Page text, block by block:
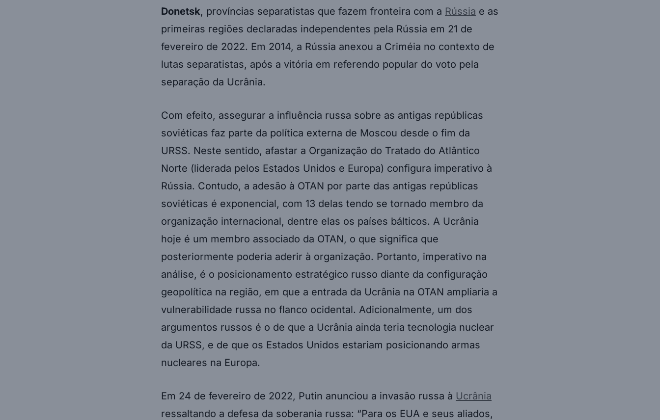
Donetsk, províncias separatistas que fazem fronteira com a Rússia e as
primeiras regiões declaradas independentes pela Rússia em 21 de
fevereiro de 2022. Em 2014, a Rússia anexou a Criméia no contexto de
lutas separatistas, após a vitória em referendo popular do voto pela
separação da Ucrânia.
Com efeito, assegurar a influência russa sobre as antigas repúblicas
soviéticas faz parte da política externa de Moscou desde o fim da
URSS. Neste sentido, afastar a Organização do Tratado do Atlântico
Norte (liderada pelos Estados Unidos e Europa) configura imperativo à
Rússia. Contudo, a adesão à OTAN por parte das antigas repúblicas
soviéticas é exponencial, com 13 delas tendo se tornado membro da
organização internacional, dentre elas os países bálticos. A Ucrânia
hoje é um membro associado da OTAN, o que significa que
posteriormente poderia aderir à organização. Portanto, imperativo na
análise, é o posicionamento estratégico russo diante da configuração
geopolítica na região, em que a entrada da Ucrânia na OTAN ampliaria a
vulnerabilidade russa no flanco ocidental. Adicionalmente, um dos
argumentos russos é o de que a Ucrânia ainda teria tecnologia nuclear
da URSS, e de que os Estados Unidos estariam posicionando armas
nucleares na Europa.
Em 24 de fevereiro de 2022, Putin anunciou a invasão russa à Ucrânia
ressaltando a defesa da soberania russa: “Para os EUA e seus aliados,